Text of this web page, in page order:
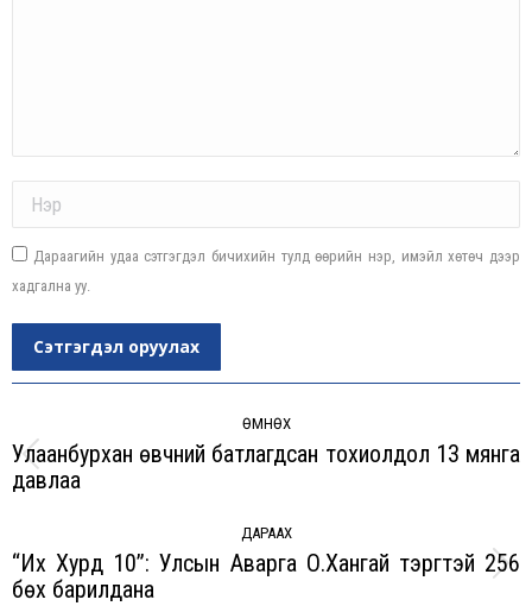
Дараагийн удаа сэтгэгдэл бичихийн тулд өөрийн нэр, имэйл хөтөч дээр
хадгална уу.
Сэтгэгдэл оруулах
ӨМНӨХ
Previous
Улаанбурхан өвчний батлагдсан тохиолдол 13 мянга
давлаа
ДАРААХ
Next
“Их Хурд 10”: Улсын Аварга О.Хангай тэргүүтэй 256
бөх барилдана